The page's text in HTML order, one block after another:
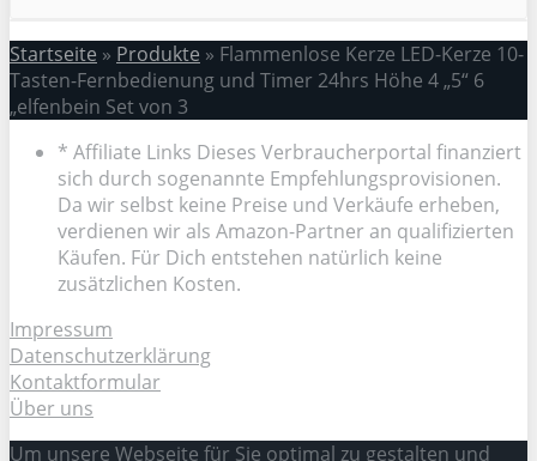
Startseite » Produkte » Flammenlose Kerze LED-Kerze 10-
Tasten-Fernbedienung und Timer 24hrs Höhe 4 „5“ 6
„elfenbein Set von 3
* Affiliate Links Dieses Verbraucherportal finanziert
sich durch sogenannte Empfehlungsprovisionen.
Da wir selbst keine Preise und Verkäufe erheben,
verdienen wir als Amazon-Partner an qualifizierten
Käufen. Für Dich entstehen natürlich keine
zusätzlichen Kosten.
Impressum
Datenschutzerklärung
Kontaktformular
Über uns
Um unsere Webseite für Sie optimal zu gestalten und